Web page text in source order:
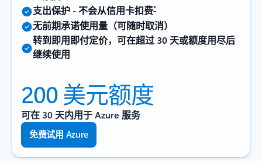
支出保护 - 不会从信用卡扣费*
无前期承诺使用量（可随时取消）
转到即用即付定价，可在超过 30 天或额度用尽后
继续使用
200 美元额度
可在 30 天内用于 Azure 服务
免费试用 Azure